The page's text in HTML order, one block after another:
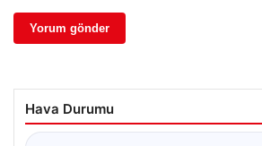
Hava Durumu